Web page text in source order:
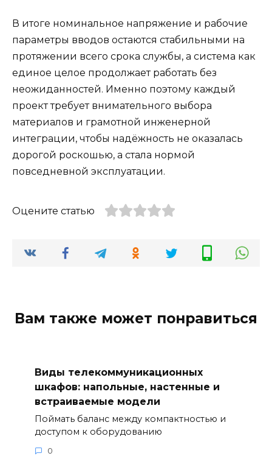
В итоге номинальное напряжение и рабочие
параметры вводов остаются стабильными на
протяжении всего срока службы, а система как
единое целое продолжает работать без
неожиданностей. Именно поэтому каждый
проект требует внимательного выбора
материалов и грамотной инженерной
интеграции, чтобы надёжность не оказалась
дорогой роскошью, а стала нормой
повседневной эксплуатации.
Оцените статью
Вам также может понравиться
Виды телекоммуникационных
шкафов: напольные, настенные и
встраиваемые модели
Поймать баланс между компактностью и
доступом к оборудованию
0